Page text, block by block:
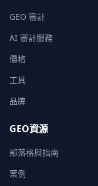
GEO 審計
AI 審計服務
價格
工具
品牌
GEO資源
部落格與指南
案例